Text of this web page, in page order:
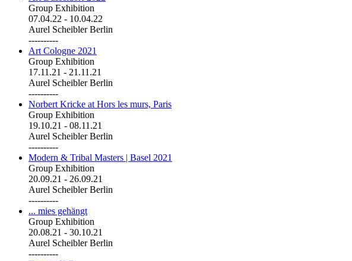
Group Exhibition
07.04.22 - 10.04.22
Aurel Scheibler Berlin
----------
Art Cologne 2021
Group Exhibition
17.11.21 - 21.11.21
Aurel Scheibler Berlin
----------
Norbert Kricke at Hors les murs, Paris
Group Exhibition
19.10.21 - 08.11.21
Aurel Scheibler Berlin
----------
Modern & Tribal Masters | Basel 2021
Group Exhibition
20.09.21 - 26.09.21
Aurel Scheibler Berlin
----------
... mies gehängt
Group Exhibition
20.08.21 - 30.10.21
Aurel Scheibler Berlin
----------